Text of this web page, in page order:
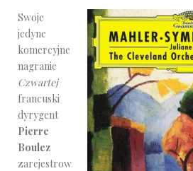
Swoje
jedyne
komercyjne
nagranie
Czwartej
francuski
dyrygent
Pierre
Boulez
zarejestrow